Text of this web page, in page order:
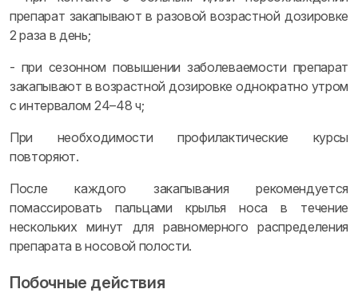
препарат закапывают в разовой возрастной дозировке
2 раза в день;
- при сезонном повышении заболеваемости препарат
закапывают в возрастной дозировке однократно утром
с интервалом 24–48 ч;
При необходимости профилактические курсы
повторяют.
После каждого закапывания рекомендуется
помассировать пальцами крылья носа в течение
нескольких минут для равномерного распределения
препарата в носовой полости.
Побочные действия